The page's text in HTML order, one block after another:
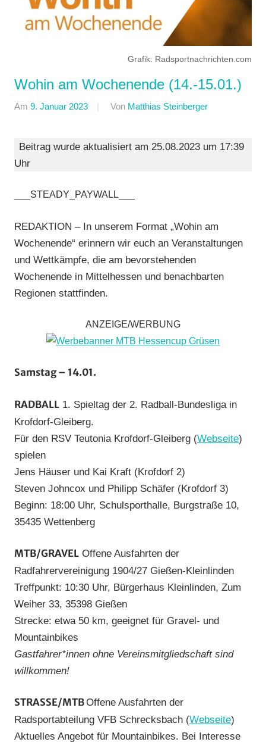
Grafik: Radsportnachrichten.com
Wohin am Wochenende (14.-15.01.)
Am 9. Januar 2023 Von Matthias Steinberger
am
Beitrag wurde aktualisiert am 25.08.2023 um 17:39
Uhr
___STEADY_PAYWALL___
REDAKTION – In unserem Format „Wohin am
Wochenende“ erinnern wir euch an Veranstaltungen
und Wettkämpfe, die am bevorstehenden
Wochenende in Mittelhessen und benachbarten
Regionen stattfinden.
ANZEIGE/WERBUNG
Samstag – 14.01.
RADBALL 1. Spieltag der 2. Radball-Bundesliga in
Krofdorf-Gleiberg.
Für den RSV Teutonia Krofdorf-Gleiberg (Webseite)
spielen
Jens Häuser und Kai Kraft (Krofdorf 2)
Steven Johncox und Philipp Schäfer (Krofdorf 3)
Beginn: 18:00 Uhr, Schulsporthalle, Burgstraße 10,
35435 Wettenberg
MTB/GRAVEL Offene Ausfahrten der
Radfahrervereinigung 1904/27 Gießen-Kleinlinden
Treffpunkt: 10:30 Uhr, Bürgerhaus Kleinlinden, Zum
Weiher 33, 35398 Gießen
Strecke: etwa 50 km, geeignet für Gravel- und
Mountainbikes
Gastfahrer*innen ohne Vereinsmitgliedschaft sind
willkommen!
STRASSE/MTBOffene Ausfahrten der
Radsportabteilung VFB Schrecksbach (Webseite)
Aktuelles Angebot für Mountainbikes. Bei Interesse